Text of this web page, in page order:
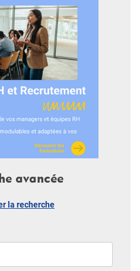
avancée
la recherche